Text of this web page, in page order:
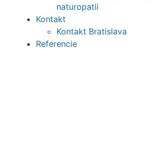
naturopatii
Kontakt
Kontakt Bratislava
Referencie